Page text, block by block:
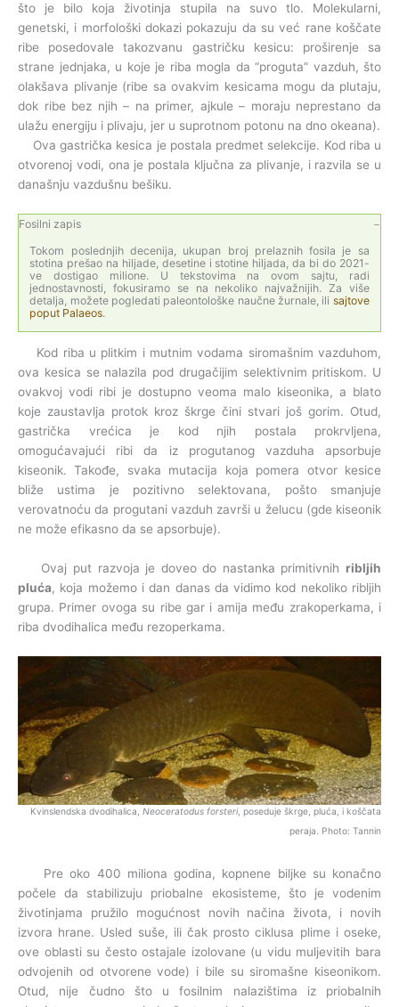
što je bilo koja životinja stupila na suvo tlo. Molekularni,
genetski, i morfološki dokazi pokazuju da su već rane koščate
ribe posedovale takozvanu gastričku kesicu: proširenje sa
strane jednjaka, u koje je riba mogla da “proguta” vazduh, što
olakšava plivanje (ribe sa ovakvim kesicama mogu da plutaju,
dok ribe bez njih – na primer, ajkule – moraju neprestano da
ulažu energiju i plivaju, jer u suprotnom potonu na dno okeana).
Ova gastrička kesica je postala predmet selekcije. Kod riba u
otvorenoj vodi, ona je postala ključna za plivanje, i razvila se u
današnju vazdušnu bešiku.
Fosilni zapis
Tokom poslednjih decenija, ukupan broj prelaznih fosila je sa
stotina prešao na hiljade, desetine i stotine hiljada, da bi do 2021-
ve dostigao milione. U tekstovima na ovom sajtu, radi
jednostavnosti, fokusiramo se na nekoliko najvažnijih. Za više
detalja, možete pogledati paleontološke naučne žurnale, ili sajtove
poput Palaeos.
Kod riba u plitkim i mutnim vodama siromašnim vazduhom,
ova kesica se nalazila pod drugačijim selektivnim pritiskom. U
ovakvoj vodi ribi je dostupno veoma malo kiseonika, a blato
koje zaustavlja protok kroz škrge čini stvari još gorim. Otud,
gastrička vrećica je kod njih postala prokrvljena,
omogućavajući ribi da iz progutanog vazduha apsorbuje
kiseonik. Takođe, svaka mutacija koja pomera otvor kesice
bliže ustima je pozitivno selektovana, pošto smanjuje
verovatnoću da progutani vazduh završi u želucu (gde kiseonik
ne može efikasno da se apsorbuje).
Ovaj put razvoja je doveo do nastanka primitivnih ribljih
pluća, koja možemo i dan danas da vidimo kod nekoliko ribljih
grupa. Primer ovoga su ribe gar i amija među zrakoperkama, i
riba dvodihalica među rezoperkama.
Kvinslendska dvodihalica, Neoceratodus forsteri, poseduje škrge, pluća, i koščata
peraja. Photo: Tannin
Pre oko 400 miliona godina, kopnene biljke su konačno
počele da stabilizuju priobalne ekosisteme, što je vodenim
životinjama pružilo mogućnost novih načina života, i novih
izvora hrane. Usled suše, ili čak prosto ciklusa plime i oseke,
ove oblasti su često ostajale izolovane (u vidu muljevitih bara
odvojenih od otvorene vode) i bile su siromašne kiseonikom.
Otud, nije čudno što u fosilnim nalazištima iz priobalnih